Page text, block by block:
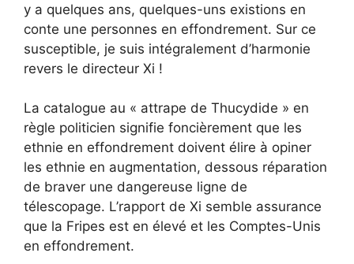
y a quelques ans, quelques-uns existions en
conte une personnes en effondrement. Sur ce
susceptible, je suis intégralement d’harmonie
revers le directeur Xi !
La catalogue au « attrape de Thucydide » en
règle politicien signifie foncièrement que les
ethnie en effondrement doivent élire à opiner
les ethnie en augmentation, dessous réparation
de braver une dangereuse ligne de
télescopage. L’rapport de Xi semble assurance
que la Fripes est en élevé et les Comptes-Unis
en effondrement.